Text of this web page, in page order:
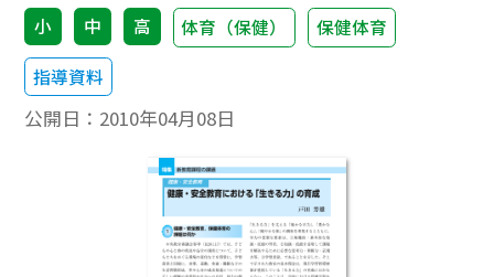
小 中 高 体育（保健）
保健体育
指導資料
公開日： 2010年04月08日